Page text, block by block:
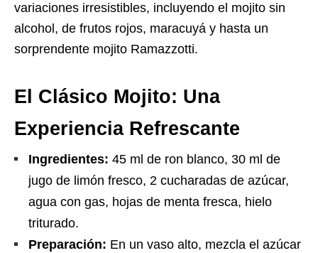
variaciones irresistibles, incluyendo el mojito sin
alcohol, de frutos rojos, maracuyá y hasta un
sorprendente mojito Ramazzotti.
El Clásico Mojito: Una
Experiencia Refrescante
Ingredientes: 45 ml de ron blanco, 30 ml de
jugo de limón fresco, 2 cucharadas de azúcar,
agua con gas, hojas de menta fresca, hielo
triturado.
Preparación: En un vaso alto, mezcla el azúcar